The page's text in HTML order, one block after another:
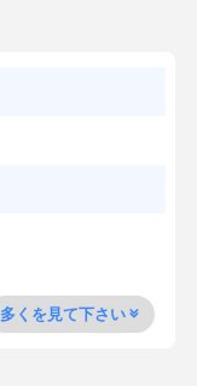
多くを見て下さい